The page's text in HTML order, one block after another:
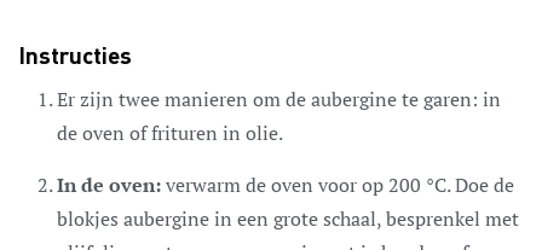
Instructies
Er zijn twee manieren om de aubergine te garen: in
de oven of frituren in olie.
In de oven:verwarm de oven voor op 200 °C. Doe de
blokjes aubergine in een grote schaal, besprenkel met